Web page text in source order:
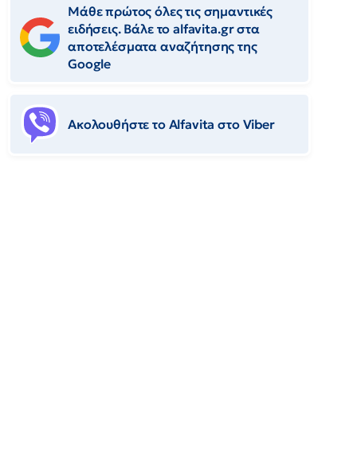
Μάθε πρώτος όλες τις σημαντικές
ειδήσεις. Βάλε το alfavita.gr στα
αποτελέσματα αναζήτησης της
Google
Ακολουθήστε το Αlfavita στο Viber